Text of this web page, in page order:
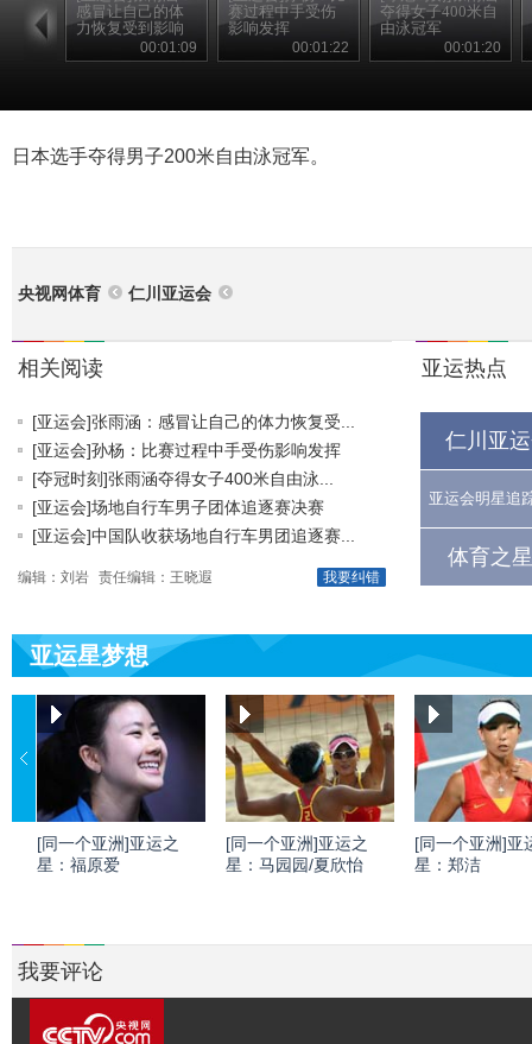
感冒让自己的体
力恢复受到影响
00:01:09
赛过程中手受伤
影响发挥
00:01:22
夺得女子400米自
由泳冠军
00:01:20
日本选手夺得男子200米自由泳冠军。
央视网体育 仁川亚运会
相关阅读
[亚运会]张雨涵：感冒让自己的体力恢复受...
[亚运会]孙杨：比赛过程中手受伤影响发挥
[夺冠时刻]张雨涵夺得女子400米自由泳...
[亚运会]场地自行车男子团体追逐赛决赛
[亚运会]中国队收获场地自行车男团追逐赛...
我要纠错
编辑：刘岩 责任编辑：王晓遐
亚运热点
仁川亚
亚运会明星追
体育之
亚运星梦想
[同一个亚洲]亚运之
星：福原爱
[同一个亚洲]亚运之
星：马园园/夏欣怡
[同一个亚洲]亚
星：郑洁
我要评论